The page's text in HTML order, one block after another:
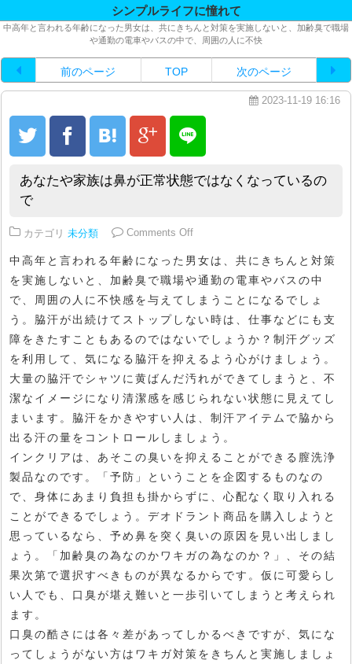
シンプルライフに憧れて
中高年と言われる年齢になった男女は、共にきちんと対策を実施しないと、加齢臭で職場
や通勤の電車やバスの中で、周囲の人に不快
前のページ TOP 次のページ
2023-11-19 16:16
あなたや家族は鼻が正常状態ではなくなっているの
で
カテゴリ 未分類 Comments Offon あなたや家族は鼻が正常状態
中高年と言われる年齢になった男女は、共にきちんと対策
を実施しないと、加齢臭で職場や通勤の電車やバスの中
で、周囲の人に不快感を与えてしまうことになるでしょ
う。脇汗が出続けてストップしない時は、仕事などにも支
障をきたすこともあるのではないでしょうか？制汗グッズ
を利用して、気になる脇汗を抑えるよう心がけましょう。
大量の脇汗でシャツに黄ばんだ汚れができてしまうと、不
潔なイメージになり清潔感を感じられない状態に見えてし
まいます。脇汗をかきやすい人は、制汗アイテムで脇から
出る汗の量をコントロールしましょう。
インクリアは、あそこの臭いを抑えることができる膣洗浄
製品なのです。「予防」ということを企図するものなの
で、身体にあまり負担も掛からずに、心配なく取り入れる
ことができるでしょう。デオドラント商品を購入しようと
思っているなら、予め鼻を突く臭いの原因を見い出しまし
ょう。「加齢臭の為なのかワキガの為なのか？」、その結
果次第で選択すべきものが異なるからです。仮に可愛らし
い人でも、口臭が堪え難いと一歩引いてしまうと考えられ
ます。
口臭の酷さには各々差があってしかるべきですが、気にな
ってしょうがない方はワキガ対策をきちんと実施しましょ